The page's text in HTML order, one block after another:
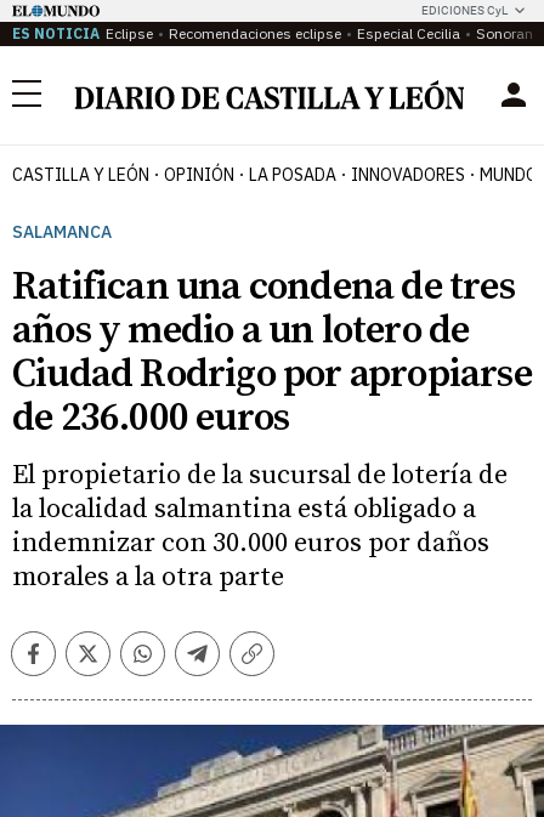
EDICIONES CyL
ES NOTICIA Eclipse Recomendaciones eclipse Especial Cecilia
Menú
CASTILLA Y LEÓN OPINIÓN LA POSADA INNOVADORES MUNDO
SALAMANCA
Ratifican una condena de tres
años y medio a un lotero de
Ciudad Rodrigo por apropiarse
de 236.000 euros
El propietario de la sucursal de lotería de
la localidad salmantina está obligado a
indemnizar con 30.000 euros por daños
morales a la otra parte
FacebookTwitterWhatsappTelegramCopiar